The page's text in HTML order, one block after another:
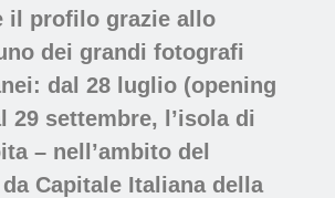
il profilo grazie allo
dei grandi fotografi
dal 28 luglio (opening
29 settembre, l’isola di
– nell’ambito del
Capitale Italiana della